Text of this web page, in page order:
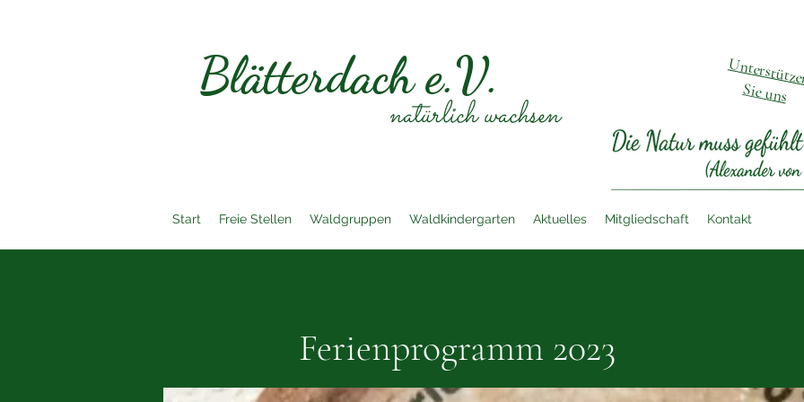
Start Freie Stellen Waldgruppen Waldkindergarten Aktuelles Mitgliedschaft Kontakt
Blätterdach e.V.
natürlich wachsen
U
Sie uns
Ferienprogramm 2023